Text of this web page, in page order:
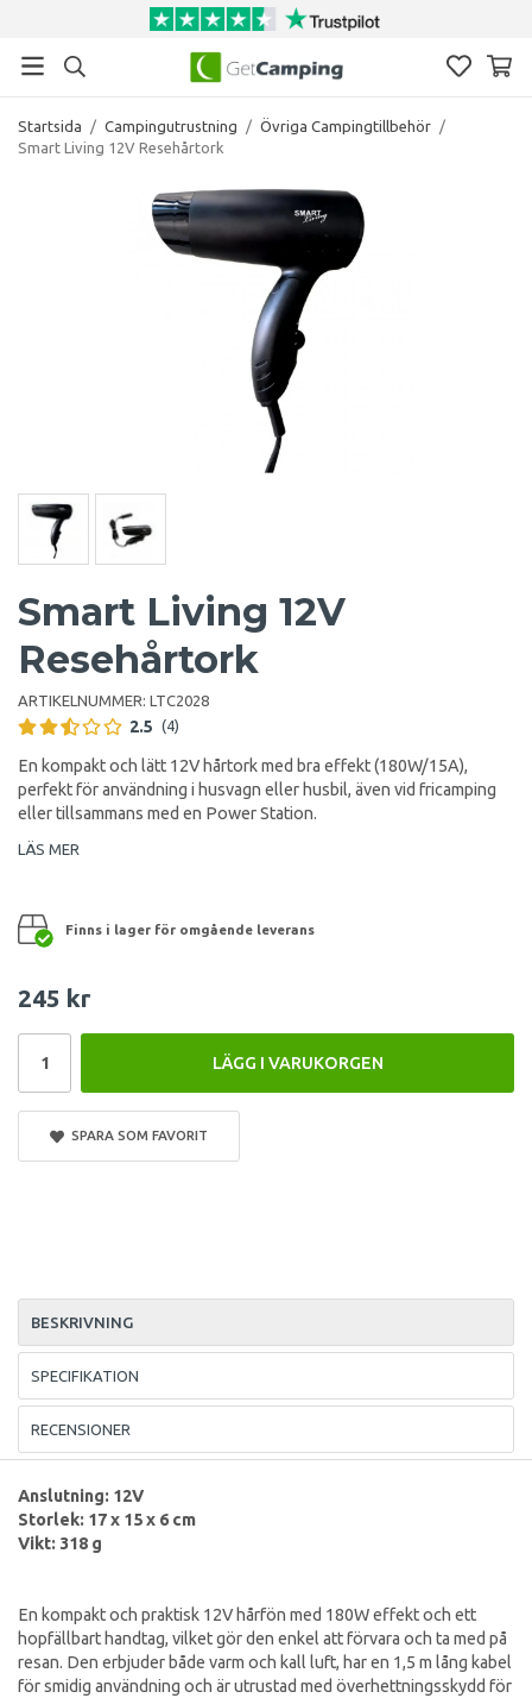
Startsida / Campingutrustning / Övriga Campingtillbehör /
Smart Living 12V Resehårtork
Smart Living 12V
Resehårtork
ARTIKELNUMMER: LTC2028
2.5 (4)
En kompakt och lätt 12V hårtork med bra effekt (180W/15A),
perfekt för användning i husvagn eller husbil, även vid fricamping
eller tillsammans med en Power Station.
LÄS MER
Finns i lager för omgående leverans
245 kr
LÄGG I VARUKORGEN
SPARA SOM FAVORIT
BESKRIVNING
SPECIFIKATION
RECENSIONER
Anslutning: 12V
Storlek: 17 x 15 x 6 cm
Vikt: 318 g
En kompakt och praktisk 12V hårfön med 180W effekt och ett
hopfällbart handtag, vilket gör den enkel att förvara och ta med på
resan. Den erbjuder både varm och kall luft, har en 1,5 m lång kabel
för smidig användning och är utrustad med överhettningsskydd för